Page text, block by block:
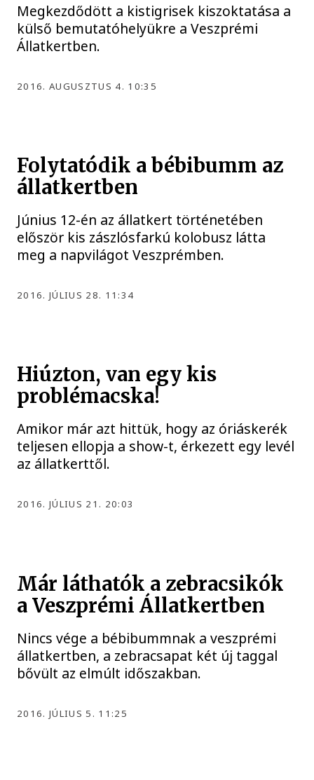
Megkezdődött a kistigrisek kiszoktatása a
külső bemutatóhelyükre a Veszprémi
Állatkertben.
2016. AUGUSZTUS 4. 10:35
Folytatódik a bébibumm az
állatkertben
Június 12-én az állatkert történetében
először kis zászlósfarkú kolobusz látta
meg a napvilágot Veszprémben.
2016. JÚLIUS 28. 11:34
Hiúzton, van egy kis
problémacska!
Amikor már azt hittük, hogy az óriáskerék
teljesen ellopja a show-t, érkezett egy levél
az állatkerttől.
2016. JÚLIUS 21. 20:03
Már láthatók a zebracsikók
a Veszprémi Állatkertben
Nincs vége a bébibummnak a veszprémi
állatkertben, a zebracsapat két új taggal
bővült az elmúlt időszakban.
2016. JÚLIUS 5. 11:25